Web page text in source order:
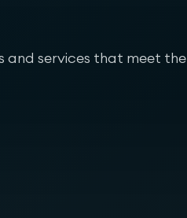
and services that meet the